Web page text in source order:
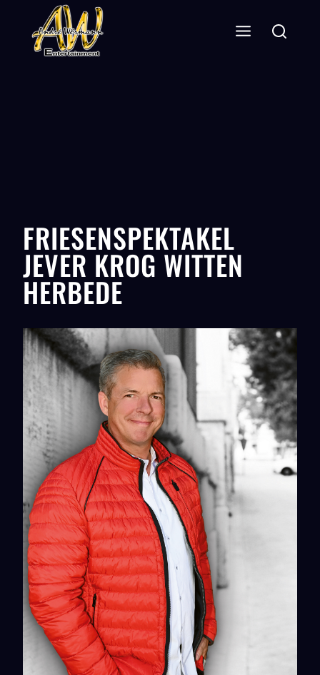
FRIESENSPEKTAKEL
JEVER KROG WITTEN
HERBEDE